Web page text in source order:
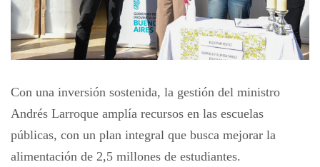
Con una inversión sostenida, la gestión del ministro
Andrés Larroque amplía recursos en las escuelas
públicas, con un plan integral que busca mejorar la
alimentación de 2,5 millones de estudiantes.